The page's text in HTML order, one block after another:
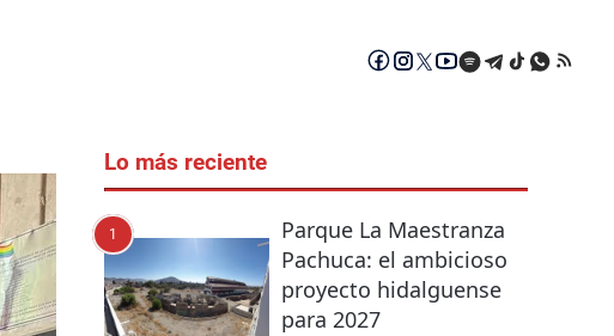
Lo más reciente
1
Parque La Maestranza
Pachuca: el ambicioso
proyecto hidalguense
para 2027